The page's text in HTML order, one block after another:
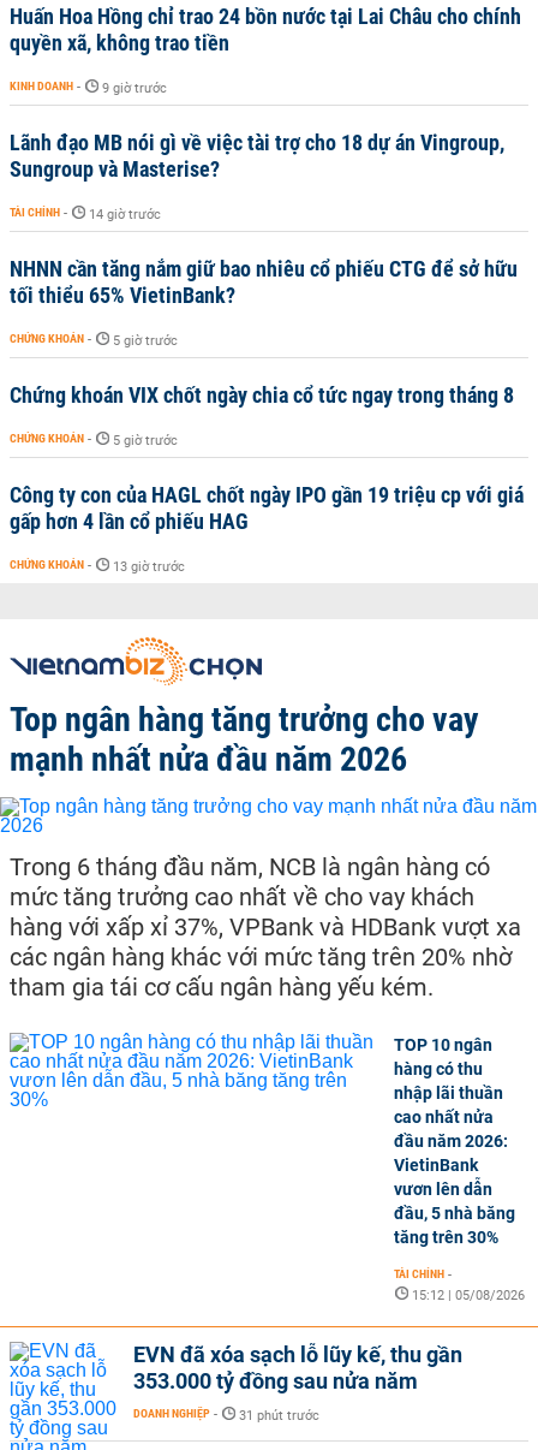
Huấn Hoa Hồng chỉ trao 24 bồn nước tại Lai Châu cho chính
quyền xã, không trao tiền
KINH DOANH - 9 giờ trước
Lãnh đạo MB nói gì về việc tài trợ cho 18 dự án Vingroup,
Sungroup và Masterise?
TÀI CHÍNH - 14 giờ trước
NHNN cần tăng nắm giữ bao nhiêu cổ phiếu CTG để sở hữu
tối thiểu 65% VietinBank?
CHỨNG KHOÁN - 5 giờ trước
Chứng khoán VIX chốt ngày chia cổ tức ngay trong tháng 8
CHỨNG KHOÁN - 5 giờ trước
Công ty con của HAGL chốt ngày IPO gần 19 triệu cp với giá
gấp hơn 4 lần cổ phiếu HAG
CHỨNG KHOÁN - 13 giờ trước
Top ngân hàng tăng trưởng cho vay
mạnh nhất nửa đầu năm 2026
Trong 6 tháng đầu năm, NCB là ngân hàng có
mức tăng trưởng cao nhất về cho vay khách
hàng với xấp xỉ 37%, VPBank và HDBank vượt xa
các ngân hàng khác với mức tăng trên 20% nhờ
tham gia tái cơ cấu ngân hàng yếu kém.
TOP 10 ngân
hàng có thu
nhập lãi thuần
cao nhất nửa
đầu năm 2026:
VietinBank
vươn lên dẫn
đầu, 5 nhà băng
tăng trên 30%
TÀI CHÍNH -
15:12 | 05/08/2026
EVN đã xóa sạch lỗ lũy kế, thu gần
353.000 tỷ đồng sau nửa năm
DOANH NGHIỆP - 31 phút trước